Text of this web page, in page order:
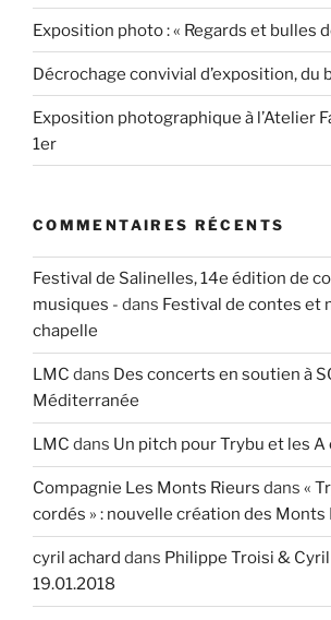
Exposition photo : « Regards et bulles
Décrochage convivial d’exposition, du
Exposition photographique à l’Atelier
1er
COMMENTAIRES RÉCENTS
Festival de Salinelles, 14e édition de
musiques - dans Festival de contes et
chapelle
LMC dans Des concerts en soutien à
Méditerranée
LMC dans Un pitch pour Trybu et les A
Compagnie Les Monts Rieurs dans «
cordés » : nouvelle création des Monts
cyril achard dans Philippe Troisi &
19.01.2018